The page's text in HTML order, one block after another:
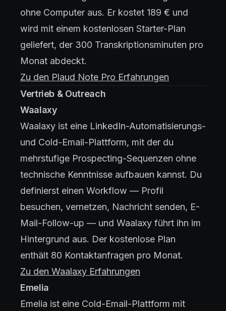
ohne Computer aus. Er kostet 189 € und
wird mit einem kostenlosen Starter-Plan
geliefert, der 300 Transkriptionsminuten pro
Monat abdeckt.
Zu den Plaud Note Pro Erfahrungen
Vertrieb & Outreach
Waalaxy
Waalaxy ist eine LinkedIn-Automatisierungs-
und Cold-Email-Plattform, mit der du
mehrstufige Prospecting-Sequenzen ohne
technische Kenntnisse aufbauen kannst. Du
definierst einen Workflow — Profil
besuchen, vernetzen, Nachricht senden, E-
Mail-Follow-up — und Waalaxy führt ihn im
Hintergrund aus. Der kostenlose Plan
enthält 80 Kontaktanfragen pro Monat.
Zu den Waalaxy Erfahrungen
Emelia
Emelia ist eine Cold-Email-Plattform mit